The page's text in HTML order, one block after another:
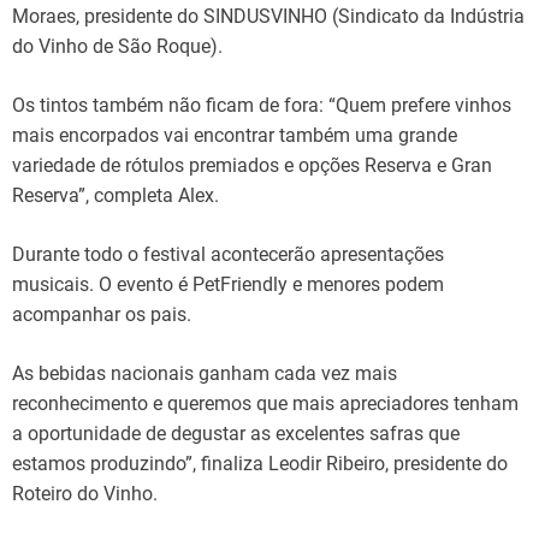
Moraes, presidente do SINDUSVINHO (Sindicato da Indústria
do Vinho de São Roque).
Os tintos também não ficam de fora: “Quem prefere vinhos
mais encorpados vai encontrar também uma grande
variedade de rótulos premiados e opções Reserva e Gran
Reserva”, completa Alex.
Durante todo o festival acontecerão apresentações
musicais. O evento é PetFriendly e menores podem
acompanhar os pais.
As bebidas nacionais ganham cada vez mais
reconhecimento e queremos que mais apreciadores tenham
a oportunidade de degustar as excelentes safras que
estamos produzindo”, finaliza Leodir Ribeiro, presidente do
Roteiro do Vinho.